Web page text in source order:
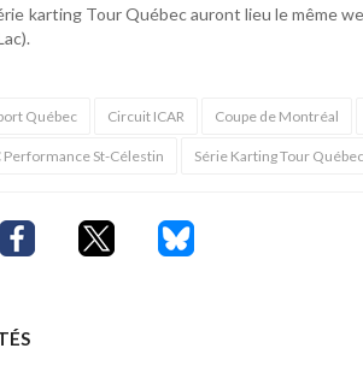
karting Tour Québec auront lieu le même
Québec Circuit ICAR Coupe de Montréal
Performance St-Célestin Série Karting Tour Québec